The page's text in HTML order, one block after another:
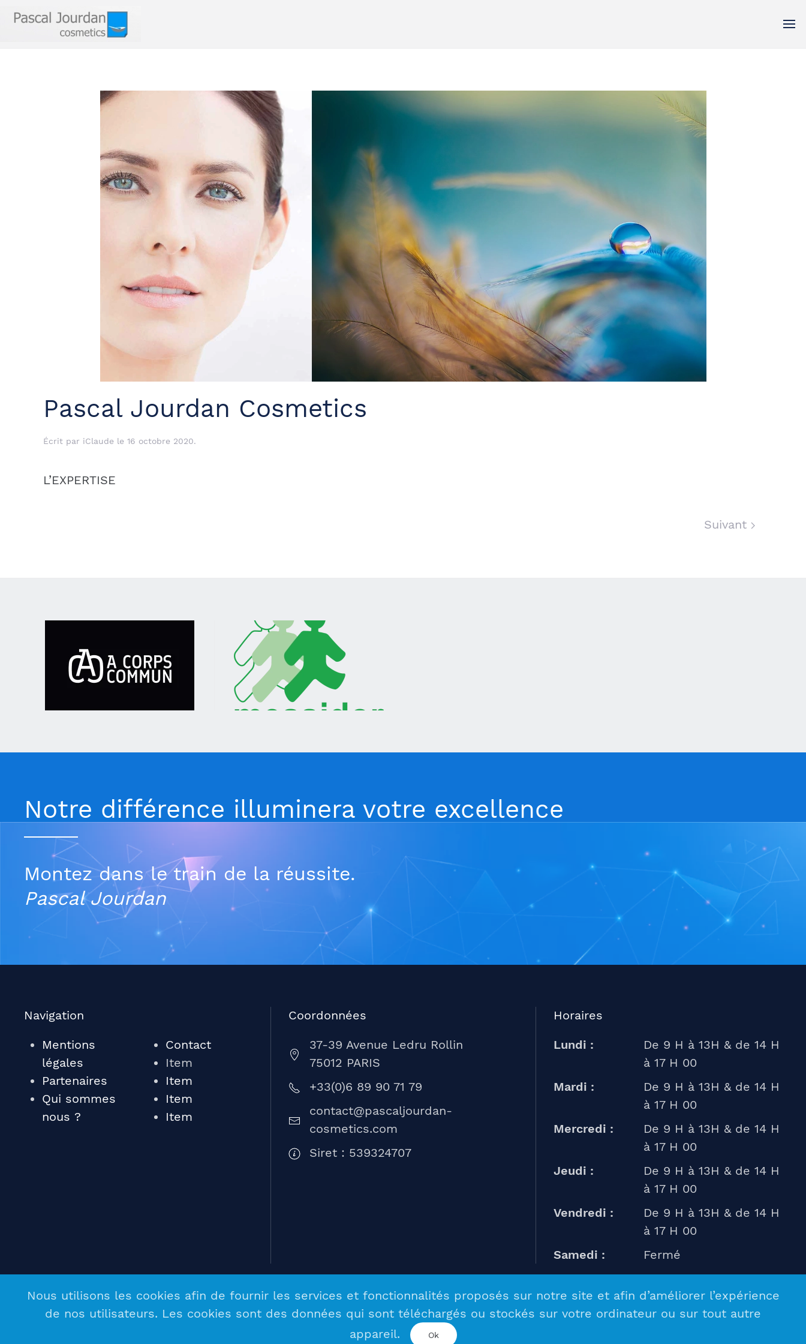
Pascal Jourdan Cosmetics
Écrit par iClaude le 16 octobre 2020.
L’EXPERTISE
Suivant
Notre différence illuminera votre excellence
Montez dans le train de la réussite.
Pascal Jourdan
Navigation
Mentions
légales
Partenaires
Qui sommes
nous ?
Contact
Item
Item
Item
Item
Coordonnées
37-39 Avenue Ledru Rollin
75012 PARIS
+33(0)6 89 90 71 79
contact@pascaljourdan-
cosmetics.com
Siret : 539324707
Horaires
Lundi :
De 9 H à 13H & de 14 H
à 17 H 00
Mardi :
De 9 H à 13H & de 14 H
à 17 H 00
Mercredi :
De 9 H à 13H & de 14 H
à 17 H 00
Jeudi :
De 9 H à 13H & de 14 H
à 17 H 00
Vendredi :
De 9 H à 13H & de 14 H
à 17 H 00
Samedi :
Fermé
© Copyrights 2021 – PASCAL JOURDAN COSMETICS /Agence
web CLICK UP communication
Nous utilisons les cookies afin de fournir les services et fonctionnalités proposés sur notre site et afin d’améliorer l’expérience
de nos utilisateurs. Les cookies sont des données qui sont téléchargés ou stockés sur votre ordinateur ou sur tout autre
appareil.
Ok